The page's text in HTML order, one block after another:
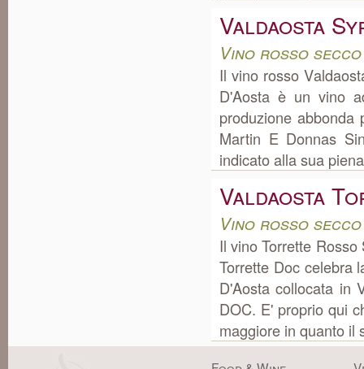
Valdaosta
Vino rosso
Il vino rosso
D'Aosta è un vino
produzione
Martin E Donnas
indicato alla sua
Valdaosta
Vino rosso
Il vino Torrette
Torrette Doc celebra
D'Aosta collocata in
DOC. E' proprio qui
maggiore in quanto il